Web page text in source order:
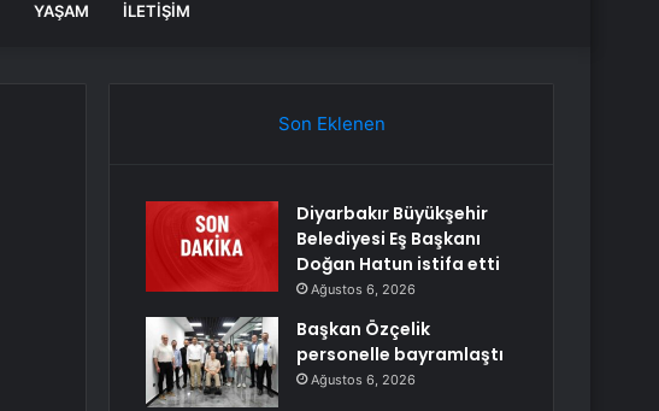
YAŞAM İLETIŞIM
Son Eklenen
Diyarbakır Büyükşehir
Belediyesi Eş Başkanı
Doğan Hatun istifa etti
Ağustos 6, 2026
Başkan Özçelik
personelle bayramlaştı
Ağustos 6, 2026